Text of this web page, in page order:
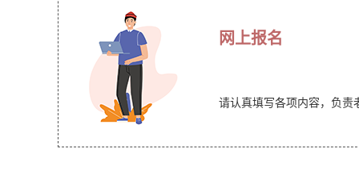
网上报名
请认真填写各项内容，负责